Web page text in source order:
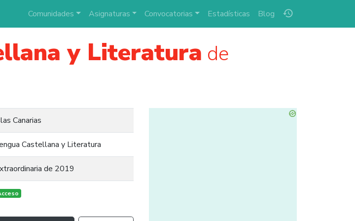
history
Comunidades Asignaturas Convocatorias Estadísticas Blog
y Literatura de
Canarias
Castellana y Literatura
de 2019